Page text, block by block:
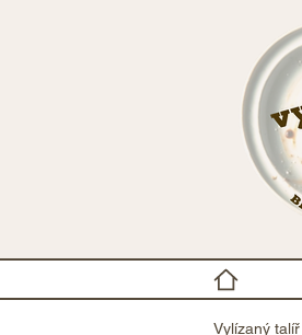
Vylízaný talíř